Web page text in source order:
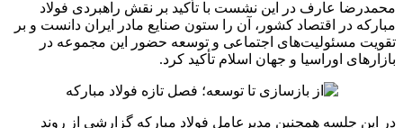
محمدرضا عارف در این نشست با تأکید بر نقش راهبردی فولاد
مبارکه در اقتصاد کشور، آن را ستون صنایع مادر ایران دانست و بر
تقویت مسئولیت‌های اجتماعی و توسعه حضور این مجموعه در
بازارهای اوراسیا و جهان اسلام تأکید کرد.
در این جلسه همچنین مدیرعامل فولاد مبارکه گزارشی از روند